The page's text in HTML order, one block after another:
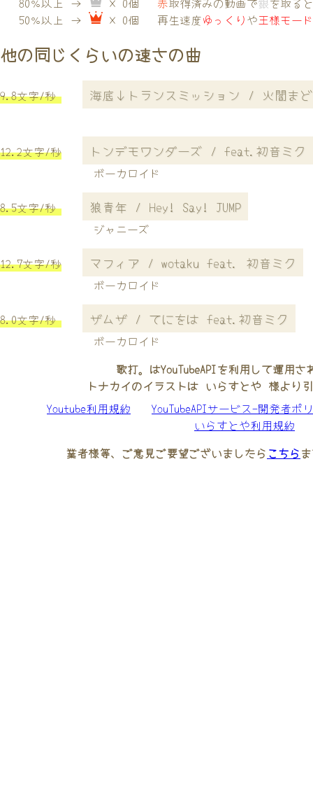
50％以上 →
× 0個
再生速度ゆっくりや王様モー
他の同じくらいの速さの曲
9.8文字/秒 海底↓トランスミッション / 火閻ま
12.2文字/秒 トンデモワンダーズ / feat.初音ミク
ボーカロイド
8.5文字/秒 狼青年 / Hey! Say! JUMP
ジャニーズ
12.7文字/秒 マフィア / wotaku feat. 初音ミク
ボーカロイド
8.0文字/秒 ザムザ / てにをは feat.初音ミク
ボーカロイド
歌打。はYouTubeAPIを利用して運用さ
トナカイのイラストは いらすとや 様より
Youtube利用規約
YouTubeAPIサービス-開発者ポ
いらすとや利用規約
業者様等、ご意見ご要望ございましたら こちら